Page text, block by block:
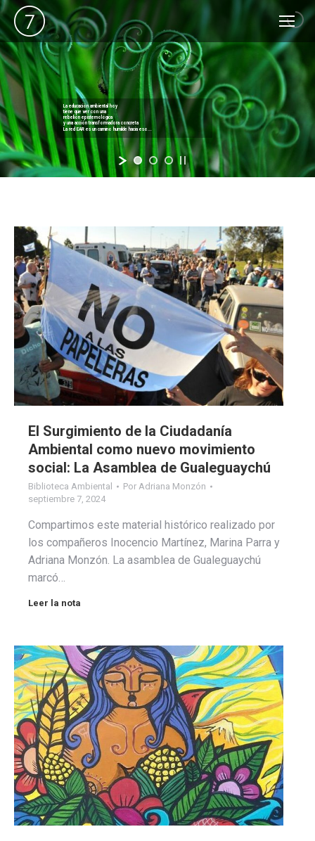
Buscar:
La educación ambiental hoy
tiene que ver con una
rebelión epistemológica
y una acción transformadora concreta
La red EAR es un camino humilde hacia eso...
El Surgimiento de la Ciudadanía
Ambiental como nuevo movimiento
social: La Asamblea de Gualeguaychú
Biblioteca Ambiental Por Adriana Monzón
septiembre 7, 2024
Compartimos este material histórico realizado por
los compañeros Inocencio Martínez, Marina Parra y
Adriana Monzón. La asamblea de Gualeguaychú
marcó…
Leer la nota